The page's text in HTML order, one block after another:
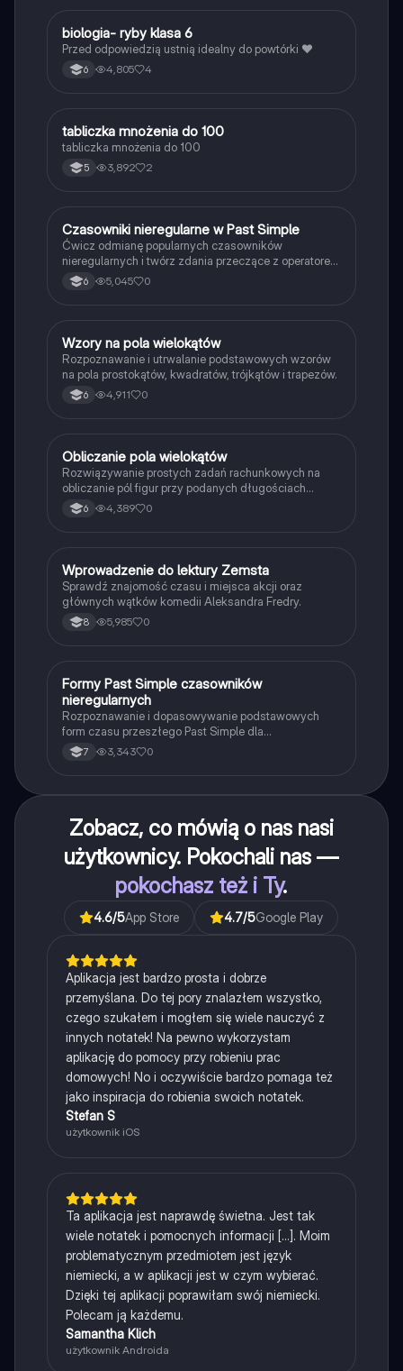
BBiologia
biologia- ryby klasa 6
Przed odpowiedzią ustnią idealny do powtórki ❤️
6 4,805 4
TMatematyka
tabliczka mnożenia do 100
tabliczka mnożenia do 100
5 3,892 2
CJęzyk angielski
Czasowniki nieregularne w Past Simple
Ćwicz odmianę popularnych czasowników
nieregularnych i twórz zdania przeczące z operatorem
didn't w czasie Past Simple.
6 5,045 0
WMatematyka
Wzory na pola wielokątów
Rozpoznawanie i utrwalanie podstawowych wzorów
na pola prostokątów, kwadratów, trójkątów i trapezów.
6 4,911 0
OMatematyka
Obliczanie pola wielokątów
Rozwiązywanie prostych zadań rachunkowych na
obliczanie pól figur przy podanych długościach
boków i wysokości.
6 4,389 0
WJęzyk polski
Wprowadzenie do lektury Zemsta
Sprawdź znajomość czasu i miejsca akcji oraz
głównych wątków komedii Aleksandra Fredry.
8 5,985 0
FJęzyk angielski
Formy Past Simple czasowników
nieregularnych
Rozpoznawanie i dopasowywanie podstawowych
form czasu przeszłego Past Simple dla
najpopularniejszych czasowników nieregularnych.
7 3,343 0
Zobacz, co mówią o nas nasi
użytkownicy. Pokochali nas —
pokochasz też i Ty.
4.6/5App Store 4.7/5Google Play
Aplikacja jest bardzo prosta i dobrze
przemyślana. Do tej pory znalazłem wszystko,
czego szukałem i mogłem się wiele nauczyć z
innych notatek! Na pewno wykorzystam
aplikację do pomocy przy robieniu prac
domowych! No i oczywiście bardzo pomaga też
jako inspiracja do robienia swoich notatek.
Stefan S
użytkownik iOS
Ta aplikacja jest naprawdę świetna. Jest tak
wiele notatek i pomocnych informacji [...]. Moim
problematycznym przedmiotem jest język
niemiecki, a w aplikacji jest w czym wybierać.
Dzięki tej aplikacji poprawiłam swój niemiecki.
Polecam ją każdemu.
Samantha Klich
użytkownik Androida